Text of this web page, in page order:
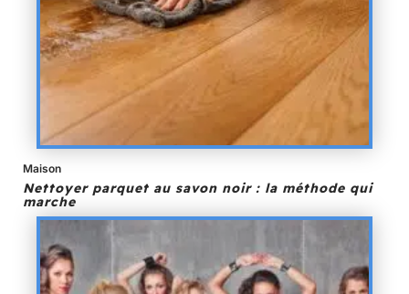
Maison
Nettoyer parquet au savon noir : la méthode qui
marche